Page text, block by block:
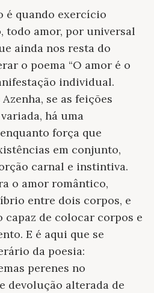
é quando exercício
todo amor, por universal
ainda nos resta do
o poema “O amor é o
individual.
se as feições
há uma
força que
em conjunto,
carnal e instintiva.
o amor romântico,
entre dois corpos, e
de colocar corpos e
E é aqui que se
da poesia:
perenes no
devolução alterada de